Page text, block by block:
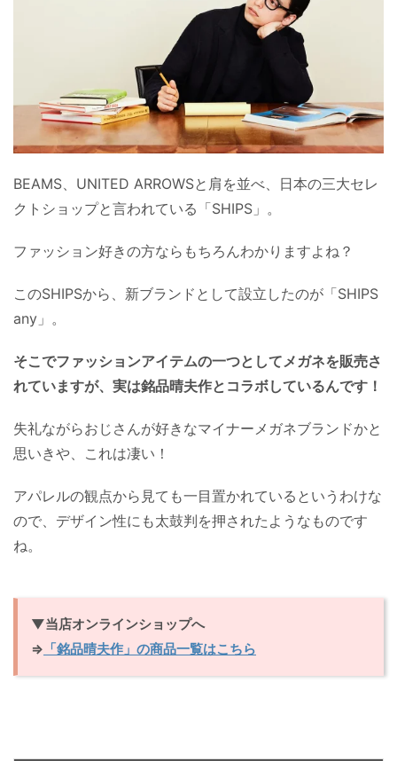
BEAMS、UNITED ARROWSと肩を並べ、日本の三大セレ
クトショップと言われている「SHIPS」。
ファッション好きの方ならもちろんわかりますよね？
このSHIPSから、新ブランドとして設立したのが「SHIPS
any」。
そこでファッションアイテムの一つとしてメガネを販売さ
れていますが、実は銘品晴夫作とコラボしているんです！
失礼ながらおじさんが好きなマイナーメガネブランドかと
思いきや、これは凄い！
アパレルの観点から見ても一目置かれているというわけな
ので、デザイン性にも太鼓判を押されたようなものです
ね。
▼当店オンラインショップへ
⇒ 「銘品晴夫作」の商品一覧はこちら